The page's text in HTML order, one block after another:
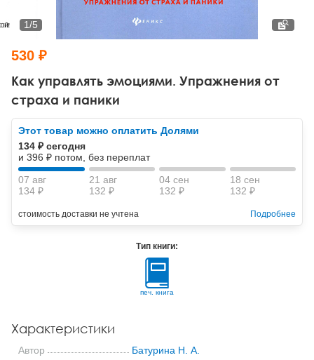
Другие направления психотерапии
Классический, эриксоновский гипноз и НЛП
НЛП
Социальная психология
Классический и юнгианский психоанализ
Как управлять эмоциями. Упражнения от
страха и паники
1/5
530 ₽
Этот товар можно оплатить Долями
134 ₽ сегодня
и 396 ₽ потом, без переплат
07 авг
134 ₽
21 авг
132 ₽
04 сен
132 ₽
18 сен
132 ₽
стоимость доставки не учтена Подробнее
Тип книги:
печ. книга
Характеристики
Автор
Батурина Н. А.